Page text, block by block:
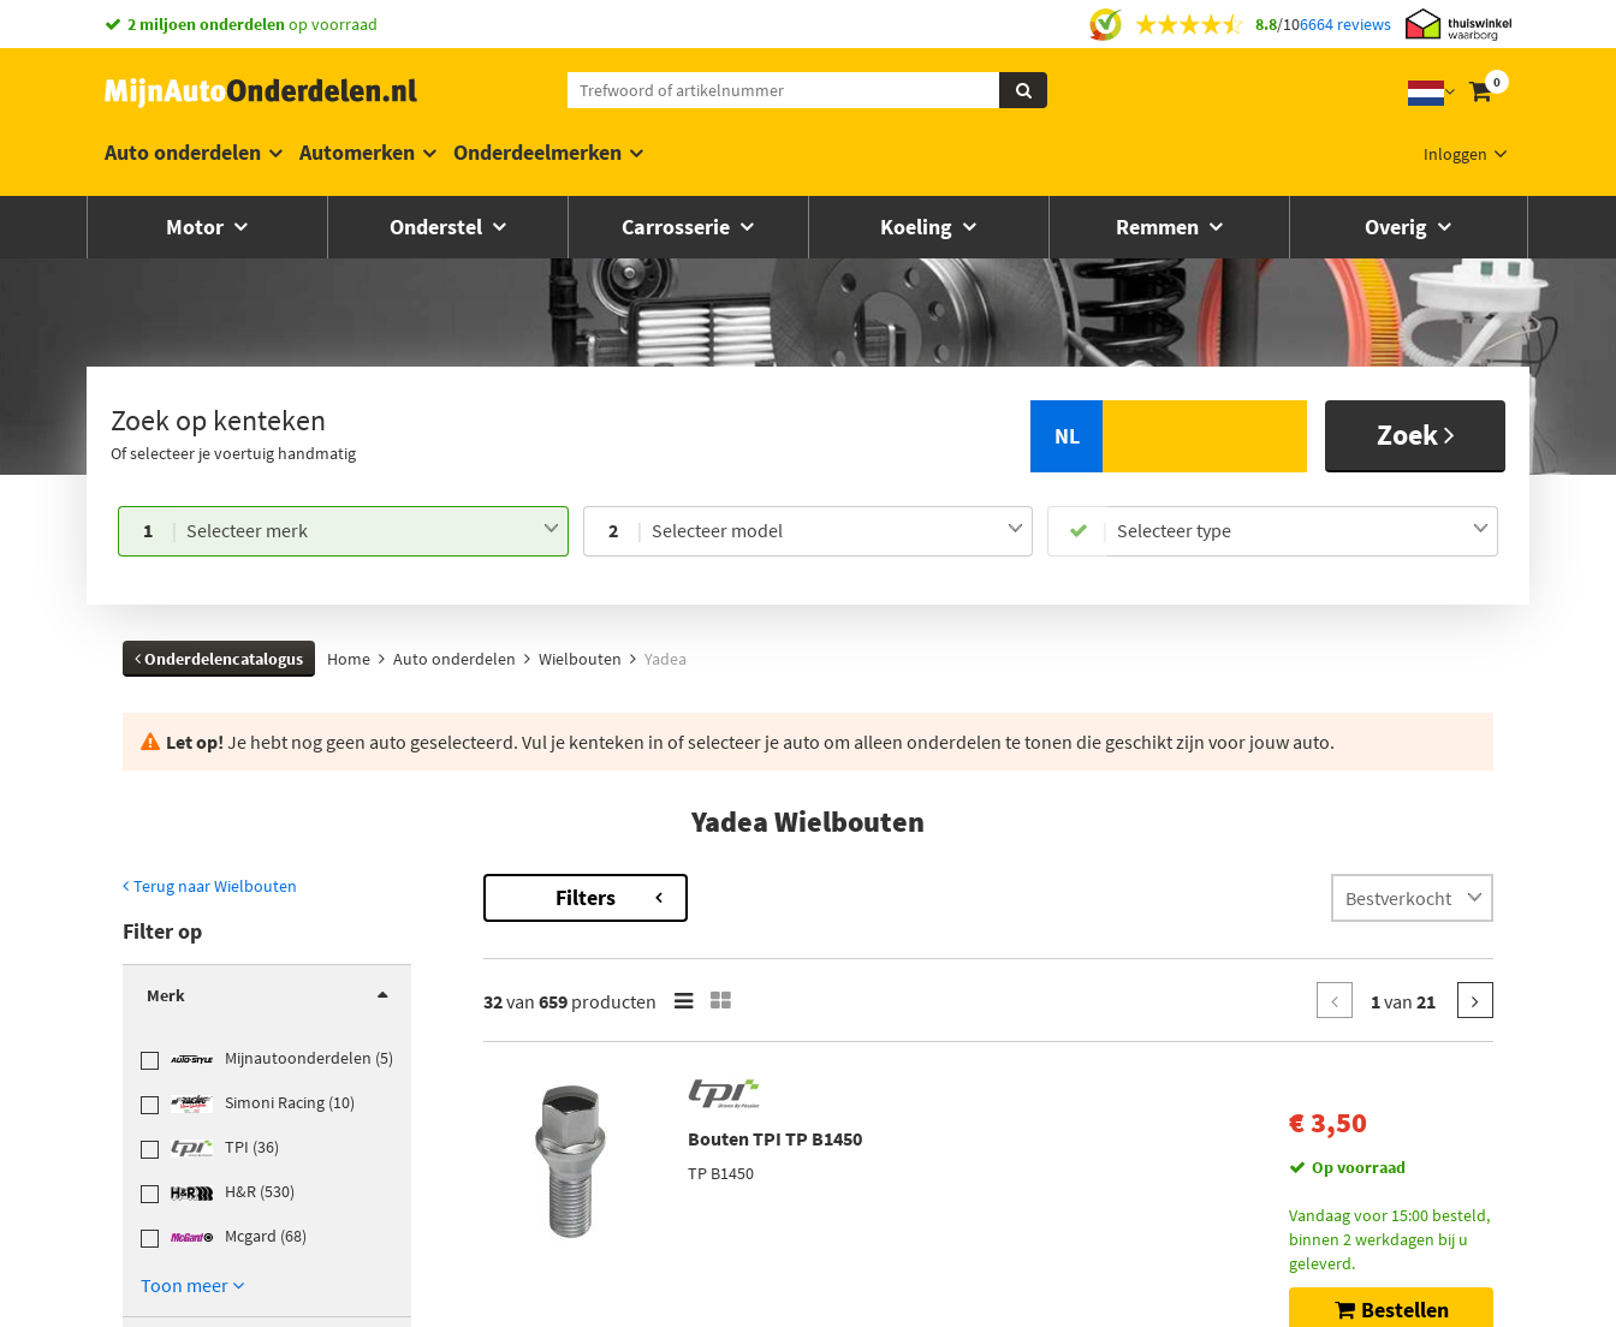
vandaag besteld,morgen in huis *
2 miljoen onderdelenop voorraad 8.8/106664 reviews
0
Inloggen
Auto onderdelen Automerken Onderdeelmerken
Motor Onderstel Carrosserie Koeling Remmen Overig
Zoek op kenteken
Of selecteer je voertuig handmatig
NL Zoek
1 Selecteer merk 2 Selecteer model Selecteer type
Onderdelencatalogus Home Auto onderdelen Wielbouten Yadea
Let op! Je hebt nog geen auto geselecteerd. Vul je kenteken in of selecteer je auto om alleen onderdelen te tonen die geschikt zijn voor jouw auto.
Yadea Wielbouten
Terug naar Wielbouten
Filter op
Merk
Mijnautoonderdelen (5)
Simoni Racing (10)
TPI (36)
H&R (530)
Mcgard (68)
Toon meer
Filters
32van 659 producten 1van 21
Bouten TPI TP B1450
TP B1450
€ 3,50
Op voorraad
Vandaag voor 15:00 besteld,
binnen 2 werkdagen bij u
geleverd.
Bestellen